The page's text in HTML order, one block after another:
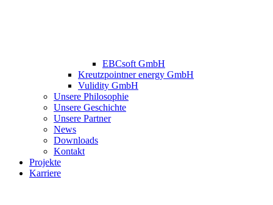
EBCsoft GmbH
Kreutzpointner energy GmbH
Vulidity GmbH
Unsere Philosophie
Unsere Geschichte
Unsere Partner
News
Downloads
Kontakt
Projekte
Karriere